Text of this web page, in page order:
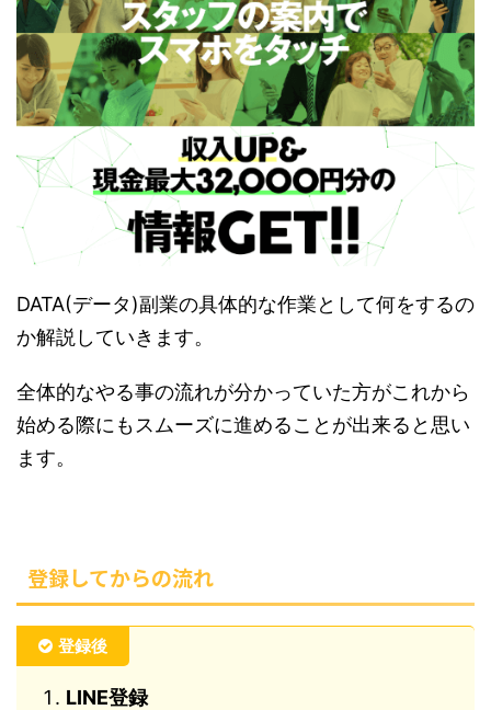
DATA(データ)副業の具体的な作業として何をするの
か解説していきます。
全体的なやる事の流れが分かっていた方がこれから
始める際にもスムーズに進めることが出来ると思い
ます。
登録してからの流れ
登録後
LINE登録